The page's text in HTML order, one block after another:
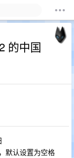
的中国
，默认设置为空格